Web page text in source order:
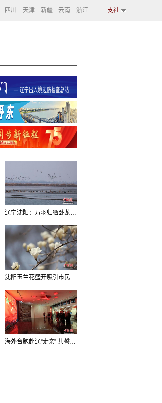
四川 天津 新疆 云南 浙江 支社
辽宁沈阳：万羽归栖卧龙湖看群鸟齐飞
沈阳玉兰花盛开吸引市民打卡
海外台胞赴辽“走亲” 共誓“和平初心”